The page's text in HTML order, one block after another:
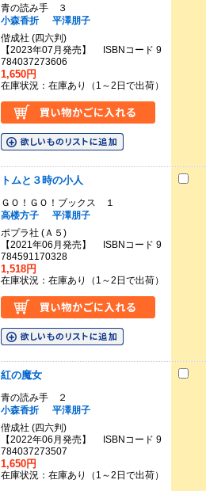
青の読み手 ３
小森香折
平澤朋子
偕成社 (四六判)
【2023年07月発売】 ISBNコード 9
784037273606
1,650円
在庫状況：在庫あり（1～2日で出荷）
トムと３時の小人
ＧＯ！ＧＯ！ブックス １
高楼方子
平澤朋子
ポプラ社 (Ａ５)
【2021年06月発売】 ISBNコード 9
784591170328
1,518円
在庫状況：在庫あり（1～2日で出荷）
紅の魔女
青の読み手 ２
小森香折
平澤朋子
偕成社 (四六判)
【2022年06月発売】 ISBNコード 9
784037273507
1,650円
在庫状況：在庫あり（1～2日で出荷）